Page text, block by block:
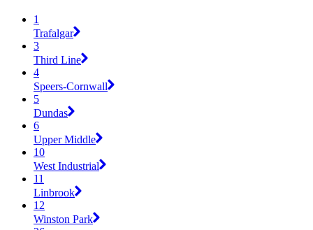
1
Trafalgar
3
Third Line
4
Speers-Cornwall
5
Dundas
6
Upper Middle
10
West Industrial
11
Linbrook
12
Winston Park